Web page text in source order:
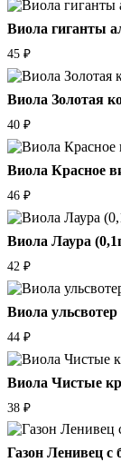
Виола гиганты
45 ₽
Виола Золотая
40 ₽
Виола Красное
46 ₽
Виола Лаура
42 ₽
Виола ульсвотер
44 ₽
Виола Чистые
38 ₽
Газон Ленивец с